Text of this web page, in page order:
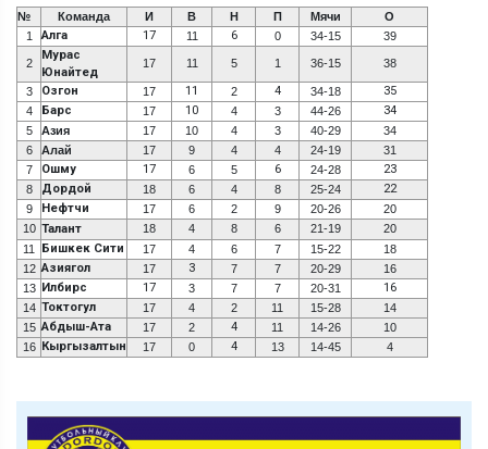
№ Команда И В Н П Мячи
О
1
Алга 17 11 6 0 34-15 39
2
Мурас
Юнайтед
17 11 5 1 36-15 38
3 Озгон 17 11 2 4 34-18 35
4 Барс 17 10 4 3 44-26 34
5 Азия 17 10 4 3 40-29
34
6
Алай 17 9 4 4 24-19
31
7
Ошму 17 6 5 6 24-28 23
8 Дордой 18 6 4 8 25-24 22
9 Нефтчи 17 6 2 9 20-26
20
10 Талант 18 4 8 6 21-19
20
11
Бишкек Сити 17 4 6 7 15-22
18
12 Азиягол 17 3 7 7 20-29
16
13 Илбирс 17 3 7 7 20-31 16
14 Токтогул 17 4 2 11 15-28
14
15 Абдыш-Ата 17 2 4 11 14-26
10
16 Кыргызалтын 17 0 4 13 14-45 4